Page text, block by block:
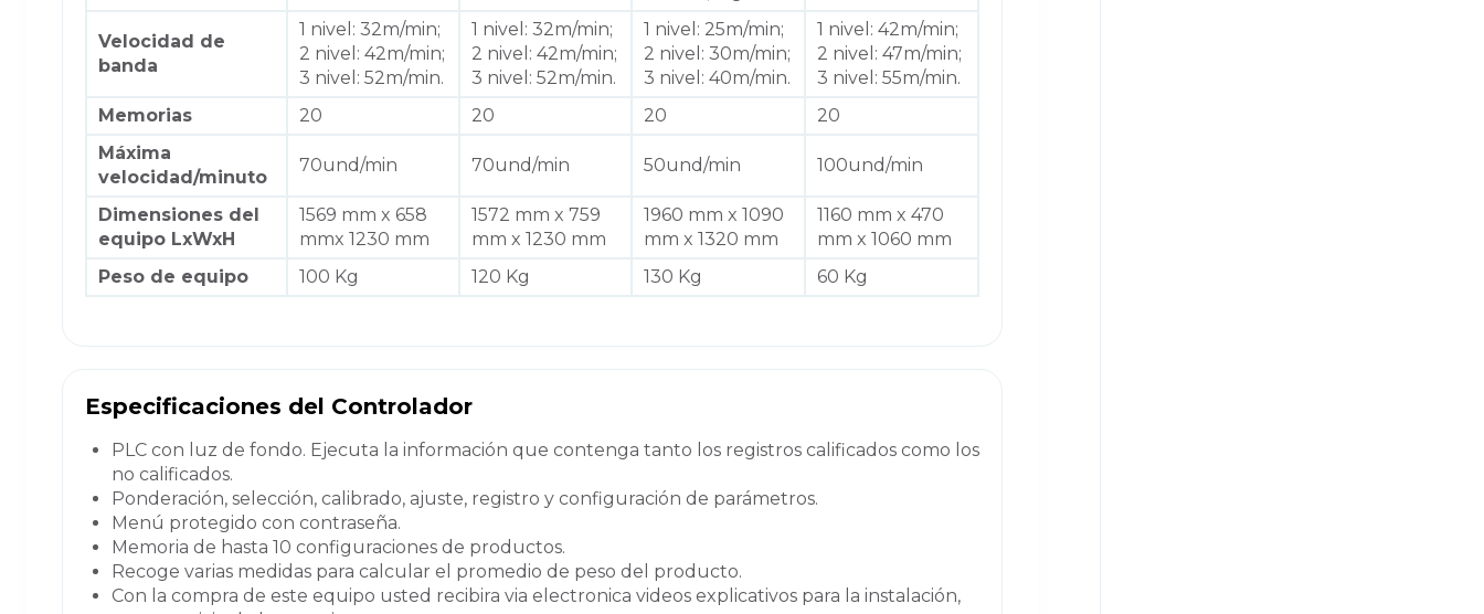
Velocidad de
banda
1 nivel: 32m/min;
2 nivel: 42m/min;
3 nivel: 52m/min.
1 nivel: 32m/min;
2 nivel: 42m/min;
3 nivel: 52m/min.
1 nivel: 25m/min;
2 nivel: 30m/min;
3 nivel: 40m/min.
1 nivel: 42m/min;
2 nivel: 47m/min;
3 nivel: 55m/min.
Memorias
20 20 20
20
Máxima
velocidad/minuto
70und/min 70und/min 50und/min 100und/min
Dimensiones del
equipo LxWxH
1569 mm x 658
mmx 1230 mm
1572 mm x 759
mm x 1230 mm
1960 mm x 1090
mm x 1320 mm
1160 mm x 470
mm x 1060 mm
Peso de equipo
100 Kg 120 Kg 130 Kg 60 Kg
Especificaciones del Controlador
PLC con luz de fondo. Ejecuta la información que contenga tanto los registros calificados como los
no calificados.
Ponderación, selección, calibrado, ajuste, registro y configuración de parámetros.
Menú protegido con contraseña.
Memoria de hasta 10 configuraciones de productos.
Recoge varias medidas para calcular el promedio de peso del producto.
Con la compra de este equipo usted recibira via electronica videos explicativos para la instalación,